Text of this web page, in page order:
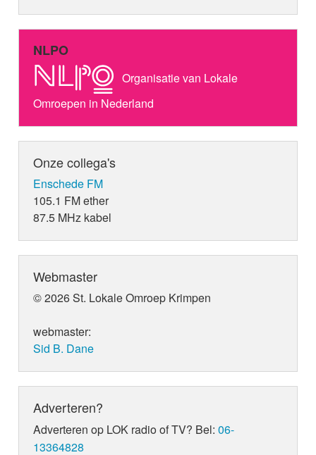
NLPO
Organisatie van Lokale
Omroepen in Nederland
Onze collega's
Enschede FM
105.1 FM ether
87.5 MHz kabel
Webmaster
© 2026 St. Lokale Omroep Krimpen
webmaster:
Sid B. Dane
Adverteren?
Adverteren op LOK radio of TV? Bel:06-
13364828